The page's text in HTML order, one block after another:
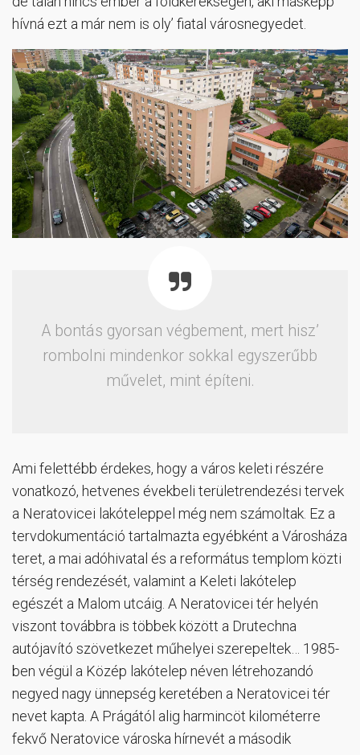
hívná ezt a már nem is oly’ fiatal városnegyedet.
A bontás gyorsan végbement, mert hisz’
rombolni mindenkor sokkal egyszerűbb
művelet, mint építeni.
Ami felettébb érdekes, hogy a város keleti részére
vonatkozó, hetvenes évekbeli területrendezési tervek
a Neratovicei lakóteleppel még nem számoltak. Ez a
tervdokumentáció tartalmazta egyébként a Városháza
teret, a mai adóhivatal és a református templom közti
térség rendezését, valamint a Keleti lakótelep
egészét a Malom utcáig. A Neratovicei tér helyén
viszont továbbra is többek között a Drutechna
autójavító szövetkezet műhelyei szerepeltek… 1985-
ben végül a Közép lakótelep néven létrehozandó
negyed nagy ünnepség keretében a Neratovicei tér
nevet kapta. A Prágától alig harmincöt kilométerre
fekvő Neratovice városka hírnevét a második